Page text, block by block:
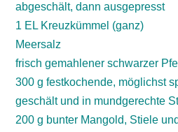
abgeschält, dann ausgepresst
1 EL Kreuzkümmel (ganz)
Meersalz
frisch gemahlener schwarzer
300 g festkochende, möglichst
geschält und in mundgerechte
200 g bunter Mangold, Stiele